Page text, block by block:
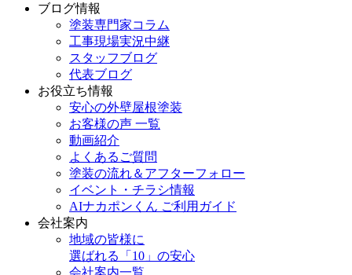
ブログ情報
塗装専門家コラム
工事現場実況中継
スタッフブログ
代表ブログ
お役立ち情報
安心の外壁屋根塗装
お客様の声 一覧
動画紹介
よくあるご質問
塗装の流れ＆アフターフォロー
イベント・チラシ情報
AIナカポンくん ご利用ガイド
会社案内
地域の皆様に
選ばれる「10」の安心
会社案内一覧